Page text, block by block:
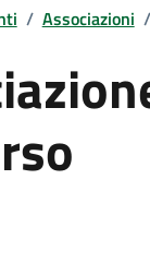
/ Associazioni /